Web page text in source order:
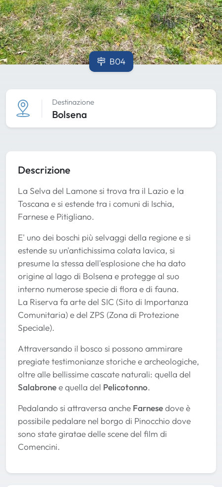
B04
Destinazione
Bolsena
Descrizione
La Selva del Lamone si trova tra il Lazio e la
Toscana e si estende tra i comuni di Ischia,
Farnese e Pitigliano.
E' uno dei boschi più selvaggi della regione e si
estende su un'antichissima colata lavica, si
presume la stessa dell'esplosione che ha dato
origine al lago di Bolsena e protegge al suo
interno numerose specie di flora e di fauna.
La Riserva fa arte del SIC (Sito di Importanza
Comunitaria) e del ZPS (Zona di Protezione
Speciale).
Attraversando il bosco si possono ammirare
pregiate testimonianze storiche e archeologiche,
oltre alle bellissime cascate naturali: quella del
Salabronee quella del Pelicotonno.
Pedalando si attraversa anche Farnesedove è
possibile pedalare nel borgo di Pinocchio dove
sono state giratae delle scene del film di
Comencini.